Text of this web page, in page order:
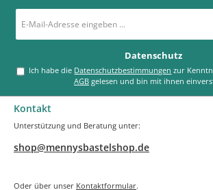
E-
Mail-
*
Datenschutz
Ich habe die Datenschutzbestimmungen
AGB gelesen und bin mit ihnen
Kontakt
Unterstützung und Beratung unter:
shop@mennysbastelshop.de
Oder über unser Kontaktformular.